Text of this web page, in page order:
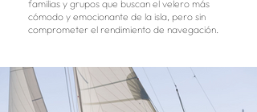
familias y grupos que buscan el velero más
cómodo y emocionante de la isla, pero sin
comprometer el rendimiento de navegación.